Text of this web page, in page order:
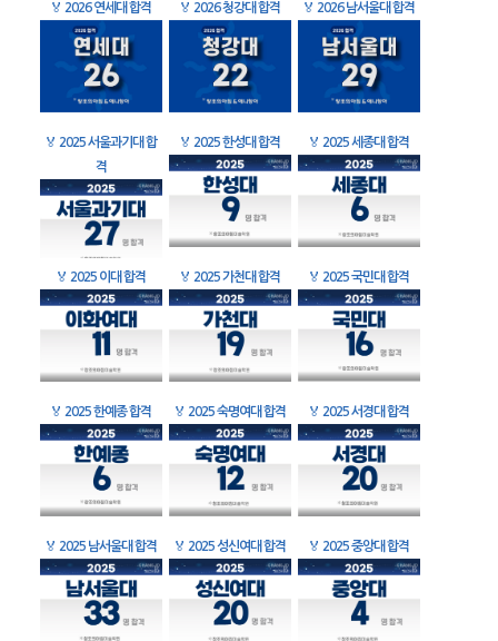
🏅 2026 연세대 합격 🏅 2026 청강대 합격 🏅 2026 남서울대 합격
🏅 2025 서울과기대 합
격
🏅 2025 한성대 합격 🏅 2025 세종대 합격
🏅 2025 이대 합격 🏅 2025 가천대 합격 🏅 2025 국민대 합격
🏅 2025 한예종 합격 🏅 2025 숙명여대 합격 🏅 2025 서경대 합격
🏅 2025 남서울대 합격 🏅 2025 성신여대 합격 🏅 2025 중앙대 합격